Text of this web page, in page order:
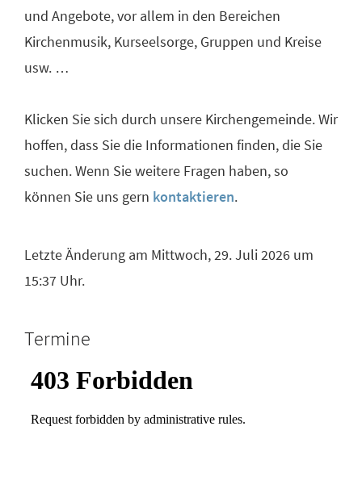
und Angebote, vor allem in den Bereichen
Kirchenmusik, Kurseelsorge, Gruppen und Kreise
usw. …
Klicken Sie sich durch unsere Kirchengemeinde. Wir
hoffen, dass Sie die Informationen finden, die Sie
suchen. Wenn Sie weitere Fragen haben, so
können Sie uns gern kontaktieren.
Letzte Änderung am Mittwoch, 29. Juli 2026 um
15:37 Uhr.
Termine